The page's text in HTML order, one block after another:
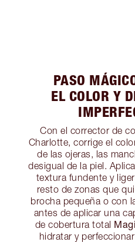
PASO
EL COLOR Y
Con el corrector de
Charlotte, corrige el
de las ojeras, las
desigual de la piel.
textura fundente y
resto de zonas que
brocha pequeña o con
antes de aplicar una
de cobertura total
hidratar y